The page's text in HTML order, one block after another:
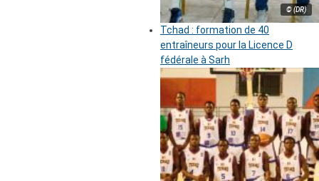
© (DR)
Tchad : formation de 40
entraîneurs pour la Licence D
fédérale à Sarh